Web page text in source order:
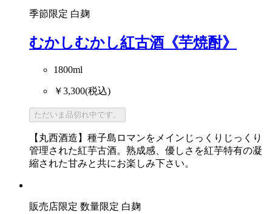
季節限定 白麹
むかしむかし紅古酒《芋焼酎》
1800ml
￥3,300(税込)
ただいま品切れ中です。
【丸西酒造】種子島ロマンをメインじっくりじっくり
管理された紅芋古酒。熟成感、優しさを紅芋特有の凝
縮された甘みと共にお楽しみ下さい。
販売店限定 数量限定 白麹